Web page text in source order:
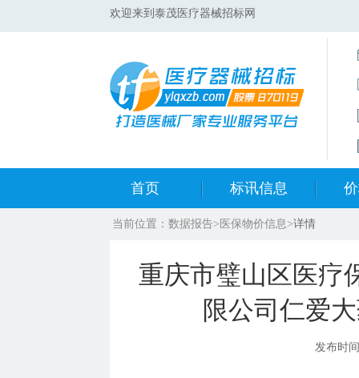
欢迎来到泰茂医疗器械招标网
首页 标讯信息
集采标讯动态
集采标讯项目
医院标讯动态
开
目
当前位置： 数据报告> 医保物价信息>详情
重庆市璧山区医疗
限公司仁爱
发布时